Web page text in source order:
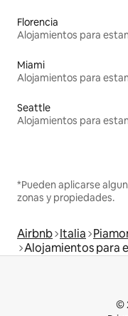
Florencia
Miami
Seattle
*Pueden aplicarse
zonas y propiedades.
Airbnb Italia
Alojamientos para
©